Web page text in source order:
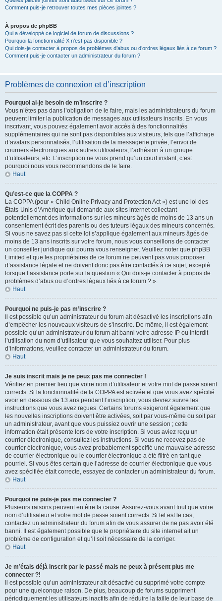
Comment puis-je retrouver toutes mes pièces jointes ?
À propos de phpBB
Qui a développé ce logiciel de forum de discussions ?
Pourquoi la fonctionnalité X n’est pas disponible ?
Qui dois-je contacter à propos de problèmes d’abus ou d’ordres légaux liés à ce forum ?
Comment puis-je contacter un administrateur du forum ?
Problèmes de connexion et d’inscription
Pourquoi ai-je besoin de m’inscrire ?
Vous n’êtes pas dans l’obligation de le faire, mais les administrateurs du forum
peuvent limiter la publication de messages aux utilisateurs inscrits. En vous
inscrivant, vous pouvez également avoir accès à des fonctionnalités
supplémentaires qui ne sont pas disponibles aux visiteurs, tels que l’affichage
d’avatars personnalisés, l’utilisation de la messagerie privée, l’envoi de
courriers électroniques aux autres utilisateurs, l’adhésion à un groupe
d’utilisateurs, etc. L’inscription ne vous prend qu’un court instant, c’est
pourquoi nous vous recommandons de le faire.
Haut
Qu’est-ce que la COPPA ?
La COPPA (pour « Child Online Privacy and Protection Act ») est une loi des
États-Unis d’Amérique qui demande aux sites internet collectant
potentiellement des informations sur les mineurs âgés de moins de 13 ans un
consentement écrit des parents ou des tuteurs légaux des mineurs concernés.
Si vous ne savez pas si cette loi s’applique également aux mineurs âgés de
moins de 13 ans inscrits sur votre forum, nous vous conseillons de contacter
un conseiller juridique qui pourra vous renseigner. Veuillez noter que phpBB
Limited et que les propriétaires de ce forum ne peuvent pas vous proposer
d’assistance légale et ne doivent donc pas être contactés à ce sujet, excepté
lorsque l’assistance porte sur la question « Qui dois-je contacter à propos de
problèmes d’abus ou d’ordres légaux liés à ce forum ? ».
Haut
Pourquoi ne puis-je pas m’inscrire ?
Il est possible qu’un administrateur du forum ait désactivé les inscriptions afin
d’empêcher les nouveaux visiteurs de s’inscrire. De même, il est également
possible qu’un administrateur du forum ait banni votre adresse IP ou interdit
l’utilisation du nom d’utilisateur que vous souhaitez utiliser. Pour plus
d’informations, veuillez contacter un administrateur du forum.
Haut
Je suis inscrit mais je ne peux pas me connecter !
Vérifiez en premier lieu que votre nom d’utilisateur et votre mot de passe soient
corrects. Si la fonctionnalité de la COPPA est activée et que vous avez spécifié
avoir en dessous de 13 ans pendant l’inscription, vous devrez suivre les
instructions que vous avez reçues. Certains forums exigeront également que
les nouvelles inscriptions doivent être activées, soit par vous-même ou soit par
un administrateur, avant que vous puissiez ouvrir une session ; cette
information était présente lors de votre inscription. Si vous aviez reçu un
courrier électronique, consultez les instructions. Si vous ne recevez pas de
courrier électronique, vous avez probablement spécifié une mauvaise adresse
de courrier électronique ou le courrier électronique a été filtré en tant que
pourriel. Si vous êtes certain que l’adresse de courrier électronique que vous
avez spécifiée était correcte, essayez de contacter un administrateur du forum.
Haut
Pourquoi ne puis-je pas me connecter ?
Plusieurs raisons peuvent en être la cause. Assurez-vous avant tout que votre
nom d’utilisateur et votre mot de passe soient corrects. Si tel est le cas,
contactez un administrateur du forum afin de vous assurer de ne pas avoir été
banni. Il est également possible que le propriétaire du site internet ait un
problème de configuration et qu’il soit nécessaire de la corriger.
Haut
Je m’étais déjà inscrit par le passé mais ne peux à présent plus me
connecter ?!
Il est possible qu’un administrateur ait désactivé ou supprimé votre compte
pour une quelconque raison. De plus, beaucoup de forums suppriment
périodiquement les utilisateurs inactifs afin de réduire la taille de leur base de